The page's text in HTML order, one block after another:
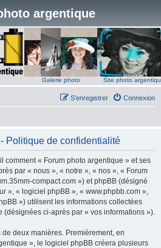
argentique
Galerie photo Site photo
Connexion
S’enregistrer
Politique de confidentialité
comment « Forum photo argentique » et ses
par « nous », « notre », « nos », « Forum
compact.com ») et phpBB (désigné
», « logiciel phpBB », « www.phpbb.com »,
») utilisent les informations collectées
(désignées ci-après par « vos informations »).
deux manières. Premièrement, en
», le logiciel phpBB créera plusieurs